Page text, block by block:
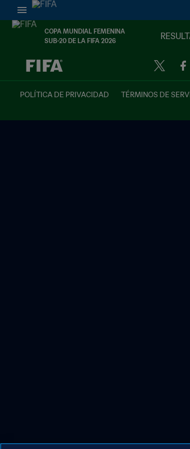
COPA MUNDIAL FEMENINA
SUB-20 DE LA FIFA 2026
{equipoLocal} - {equipoVisitante}
POLÍTICA DE PRIVACIDAD TÉRMINOS DE